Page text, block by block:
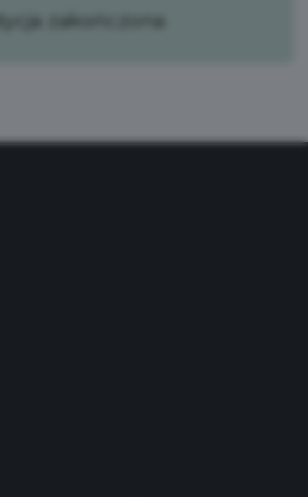
zakończona